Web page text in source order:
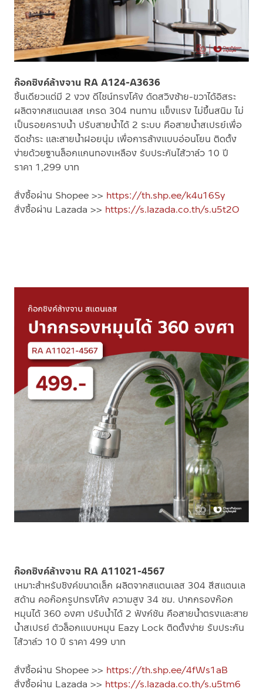
ก๊อกซิงค์ล้างจาน RA A124-A3636
ชิ้นเดียวแต่มี 2 งวง ดีไซน์ทรงโค้ง ดัดสวิงซ้าย-ขวาได้อิสระ
ผลิตจากสแตนเลส เกรด 304 ทนทาน แข็งแรง ไม่ขึ้นสนิม ไม่
เป็นรอยคราบน้ำ ปรับสายน้ำได้ 2 ระบบ คือสายน้ำสเปรย์เพื่อ
ฉีดชำระ และสายน้ำฝอยนุ่ม เพื่อการล้างแบบอ่อนโยน ติดตั้ง
ง่ายด้วยฐานล็อกแกนทองเหลือง รับประกันไส้วาล์ว 10 ปี
ราคา 1,299 บาท
สั่งซื้อผ่าน Shopee >> https://th.shp.ee/k4u16Sy
สั่งซื้อผ่าน Lazada >> https://s.lazada.co.th/s.u5t2O
ก๊อกซิงค์ล้างจาน RA A11021-4567
เหมาะสำหรับซิงค์ขนาดเล็ก ผลิตจากสแตนเลส 304 สีสแตนเล
สด้าน คอก๊อกรูปทรงโค้ง ความสูง 34 ซม. ปากกรองก๊อก
หมุนได้ 360 องศา ปรับน้ำได้ 2 ฟังก์ชัน คือสายน้ำตรงและสาย
น้ำสเปรย์ ตัวล็อกแบบหมุน Eazy Lock ติดตั้งง่าย รับประกัน
ไส้วาล์ว 10 ปี ราคา 499 บาท
สั่งซื้อผ่าน Shopee >> https://th.shp.ee/4fWs1aB
สั่งซื้อผ่าน Lazada >> https://s.lazada.co.th/s.u5tm6